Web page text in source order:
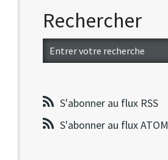
Rechercher
S'abonner au flux RSS
S'abonner au flux ATOM